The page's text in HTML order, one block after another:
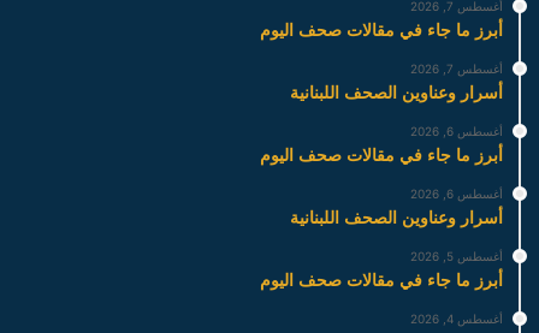
أغسطس 7, 2026
أبرز ما جاء في مقالات صحف اليوم
أغسطس 7, 2026
أسرار وعناوين الصحف اللبنانية
أغسطس 6, 2026
أبرز ما جاء في مقالات صحف اليوم
أغسطس 6, 2026
أسرار وعناوين الصحف اللبنانية
أغسطس 5, 2026
أبرز ما جاء في مقالات صحف اليوم
أغسطس 4, 2026